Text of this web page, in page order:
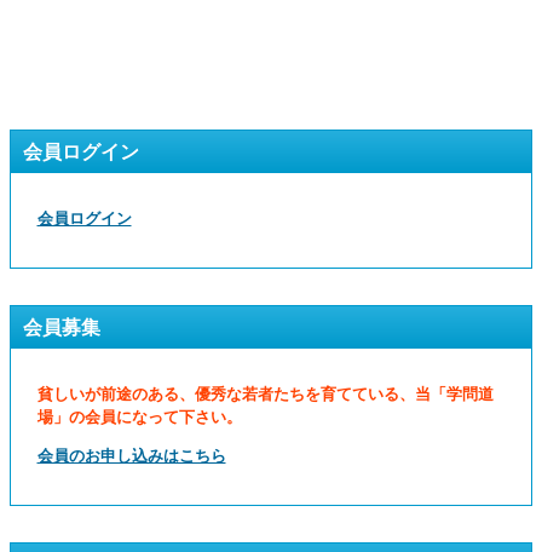
会員ログイン
会員ログイン
会員募集
貧しいが前途のある、優秀な若者たちを育てている、当「学問道
場」の会員になって下さい。
会員のお申し込みはこちら